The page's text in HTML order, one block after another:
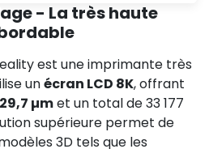
- La très haute
est une imprimante très
unécran LCD 8K, offrant
µmet un total de 33 177
supérieure permet de
3D tels que les